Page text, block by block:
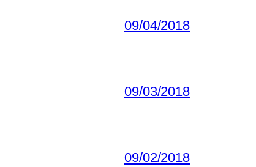
09/04/2018
09/03/2018
09/02/2018